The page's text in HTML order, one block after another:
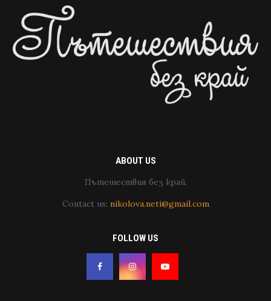
ABOUT US
Пътешествия без край.
Contact us: nikolova.neti@gmail.com
FOLLOW US